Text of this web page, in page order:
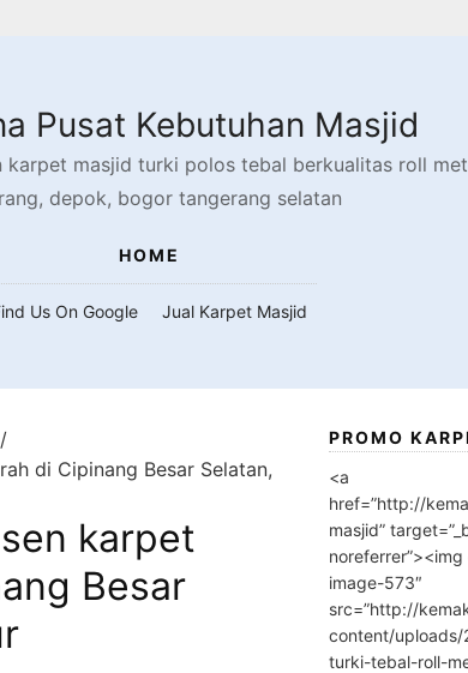
Pusat Kebutuhan Masjid
masjid turki polos tebal berkualitas roll
depok, bogor tangerang selatan
HOME
Us On Google Jual Karpet Masjid
di Cipinang Besar Selatan,
karpet
Besar
PROMO
<a
href=”http://
masjid”
image-573″
src=”http://
content/
turki-tebal-roll-